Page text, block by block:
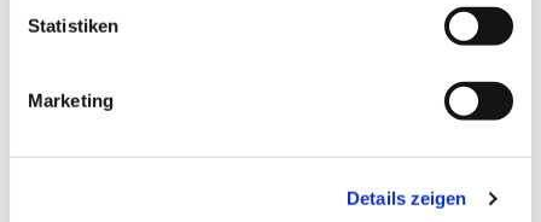
Statistiken
Marketing
Details zeigen